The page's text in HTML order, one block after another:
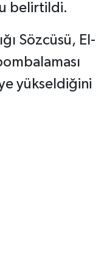
belirtildi.
Sözcüsü, El-
yükseldiğini